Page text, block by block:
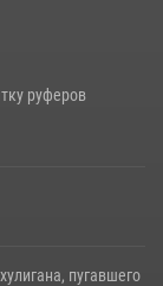
руферов
пугавшего